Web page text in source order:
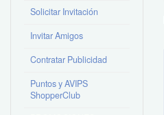
Solicitar Invitación
Invitar Amigos
Contratar Publicidad
Puntos y AVIPS
ShopperClub